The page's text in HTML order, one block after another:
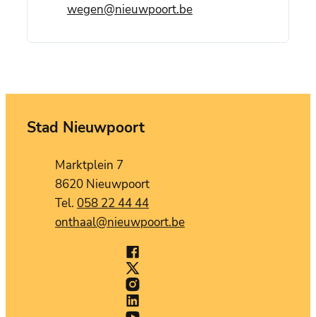
E-mailwegen@nieuwpoort.be
Contact
Stad Nieuwpoort
AdresMarktplein 7
,8620 Nieuwpoort
058 22 44 44
E-mailonthaal@nieuwpoort.be
Stad Nieuwpoort
Stad Nieuwpoort
Stad Nieuwpoort
Stad Nieuwpoort